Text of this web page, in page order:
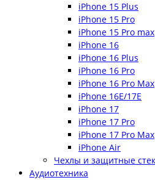
iPhone 15 Plus
iPhone 15 Pro
iPhone 15 Pro max
iPhone 16
iPhone 16 Plus
iPhone 16 Pro
iPhone 16 Pro Max
iPhone 16E/17E
iPhone 17
iPhone 17 Pro
iPhone 17 Pro Max
iPhone Air
Чехлы и защитные
Аудиотехника